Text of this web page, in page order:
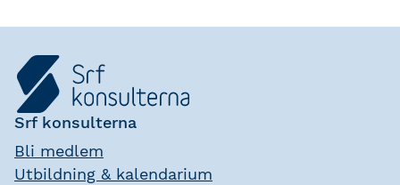
Srf konsulterna
Bli medlem
Utbildning & kalendarium